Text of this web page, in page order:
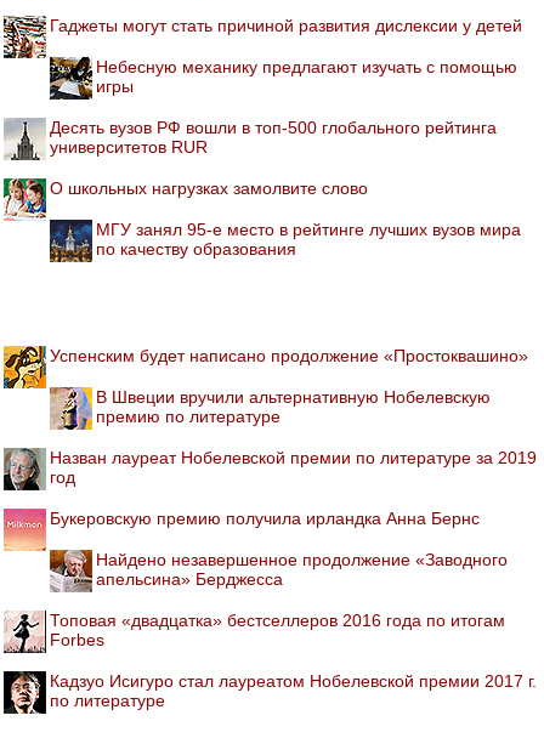
Гаджеты могут стать причиной развития дислексии у детей
Небесную механику предлагают изучать с помощью
игры
Десять вузов РФ вошли в топ-500 глобального рейтинга
университетов RUR
О школьных нагрузках замолвите слово
МГУ занял 95-е место в рейтинге лучших вузов мира
по качеству образования
Успенским будет написано продолжение «Простоквашино»
В Швеции вручили альтернативную Нобелевскую
премию по литературе
Назван лауреат Нобелевской премии по литературе за 2019
год
Букеровскую премию получила ирландка Анна Бернс
Найдено незавершенное продолжение «Заводного
апельсина» Берджесса
Топовая «двадцатка» бестселлеров 2016 года по итогам
Forbes
Кадзуо Исигуро стал лауреатом Нобелевской премии 2017 г.
по литературе